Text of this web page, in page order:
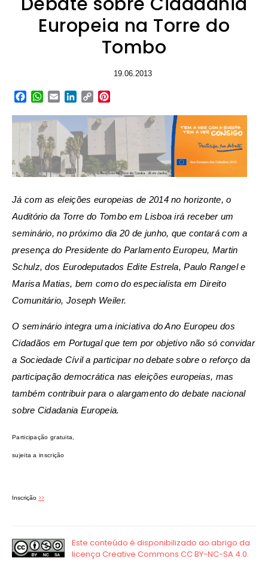
Europeia na Torre do
Tombo
19.06.2013
Facebook
WhatsApp
EmailLinkedIn
Copy
Já com as eleições europeias de 2014 no horizonte, o
Auditório da Torre do Tombo em Lisboa irá receber um
seminário, no próximo dia 20 de junho, que contará com a
presença do Presidente do Parlamento Europeu, Martin
Schulz, dos Eurodeputados Edite Estrela, Paulo Rangel e
Marisa Matias, bem como do especialista em Direito
Comunitário, Joseph Weiler.
O seminário integra uma iniciativa do Ano Europeu dos
Cidadãos em Portugal que tem por objetivo não só convidar
a Sociedade Cívil a participar no debate sobre o reforço da
participação democrática nas eleições europeias, mas
também contribuir para o alargamento do debate nacional
sobre Cidadania Europeia.
Participação gratuita,
sujeita a inscrição
Inscrição >>